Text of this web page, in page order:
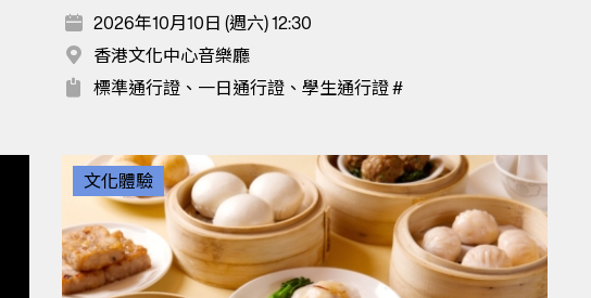
2026年10月10日 (週六) 12:30
香港文化中心音樂廳
標準通行證、一日通行證、學生通行證 #
文化體驗